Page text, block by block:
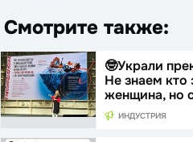
Смотрите также:
🤓Украли
Не знаем кто
женщина, но
ИНДУСТРИЯ